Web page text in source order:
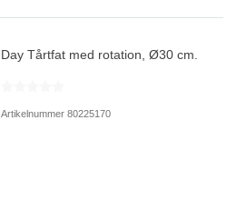
Day Tårtfat med rotation, Ø30 cm.
Artikelnummer 80225170